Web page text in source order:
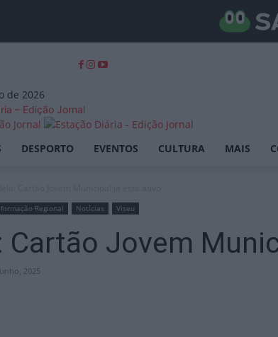
de 2026
– Edição Jornal
DESPORTO EVENTOS CULTURA MAIS
Regional Notícias Viseu
Cartão Jovem
2025